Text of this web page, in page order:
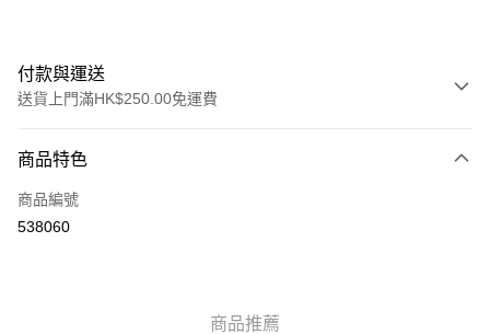
付款與運送
送貨上門滿HK$250.00免運費
信用卡
Apple Pay
商品特色
商品編號
538060
商品推薦